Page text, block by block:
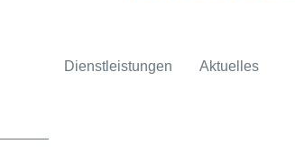
Dienstleistungen Aktuelles